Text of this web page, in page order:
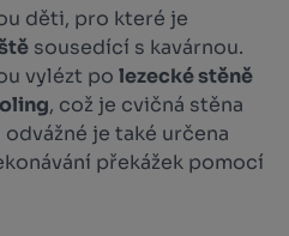
děti, pro které je
sousedící s kavárnou.
vylézt po lezecké stěně
, což je cvičná stěna
je také určena
překážek pomocí